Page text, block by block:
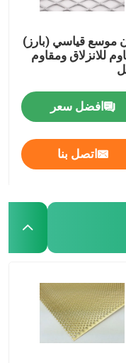
موسع قياسي (بارز)
للانزلاق ومقاوم
افضل سعر
اتصل بنا